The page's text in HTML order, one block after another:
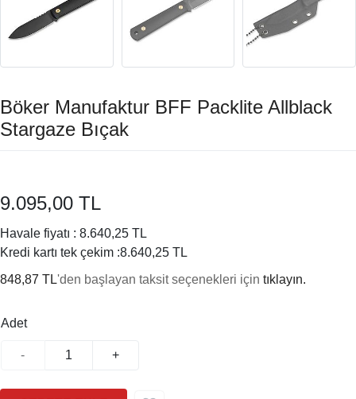
Böker Manufaktur BFF Packlite Allblack
Stargaze Bıçak
9.095,00 TL
Havale fiyatı : 8.640,25 TL
Kredi kartı tek çekim :8.640,25 TL
848,87 TL'den başlayan taksit seçenekleri için tıklayın.
Adet
- +